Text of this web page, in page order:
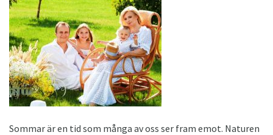
Sommar är en tid som många av oss ser fram emot. Naturen